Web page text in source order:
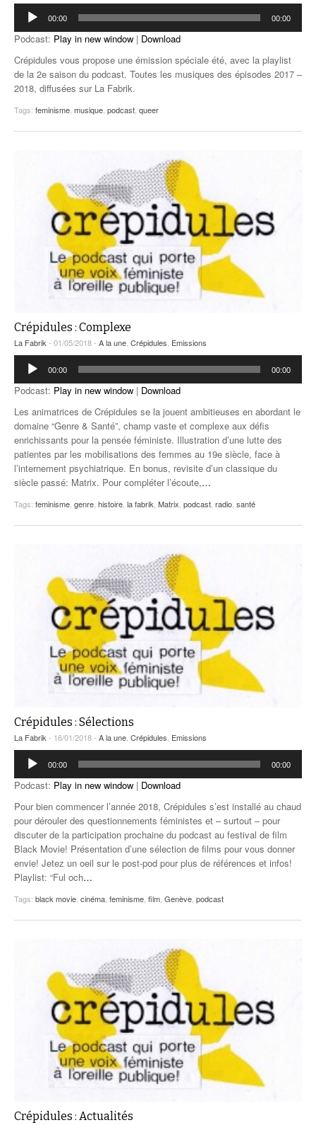
Lecteur
audio
00:00 00:00
Podcast: Play in new window | Download
Crépidules vous propose une émission spéciale été, avec la playlist
de la 2e saison du podcast. Toutes les musiques des épisodes 2017 –
2018, diffusées sur La Fabrik.
Tags: feminisme musique podcast queer
Crépidules : Complexe
La Fabrik- 01/05/2018 - A la une, Crépidules, Emissions
Lecteur
audio
00:00 00:00
Podcast: Play in new window | Download
Les animatrices de Crépidules se la jouent ambitieuses en abordant le
domaine “Genre & Santé”, champ vaste et complexe aux défis
enrichissants pour la pensée féministe. Illustration d’une lutte des
patientes par les mobilisations des femmes au 19e siècle, face à
l’internement psychiatrique. En bonus, revisite d’un classique du
siècle passé: Matrix. Pour compléter l’écoute,…
Tags: feminisme, genre, histoire, la fabrik, Matrix, podcast, radio, santé
Crépidules : Sélections
La Fabrik - 16/01/2018 - A la une Crépidules Emissions
Lecteur
audio
00:00 00:00
Podcast: Play in new window | Download
Pour bien commencer l’année 2018, Crépidules s’est installé au chaud
pour dérouler des questionnements féministes et – surtout – pour
discuter de la participation prochaine du podcast au festival de film
Black Movie! Présentation d’une sélection de films pour vous donner
envie! Jetez un oeil sur le post-pod pour plus de références et infos!
Playlist: “Ful och…
Tags: black movie cinéma feminisme film Genève podcast
Crépidules : Actualités